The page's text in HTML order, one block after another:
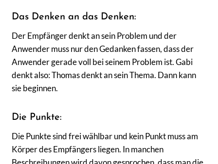
Das Denken an das Denken:
Der Empfänger denkt an sein Problem und der
Anwender muss nur den Gedanken fassen, dass der
Anwender gerade voll bei seinem Problem ist. Gabi
denkt also: Thomas denkt an sein Thema. Dann kann
sie beginnen.
Die Punkte:
Die Punkte sind frei wählbar und kein Punkt muss am
Körper des Empfängers liegen. In manchen